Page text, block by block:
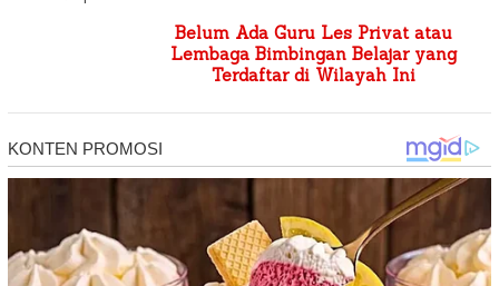
Belum Ada Guru Les Privat atau
Lembaga Bimbingan Belajar yang
Terdaftar di Wilayah Ini